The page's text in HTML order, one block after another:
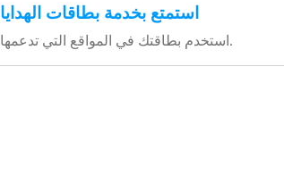
استمتع بخدمة بطاقات الهدايا
استخدم بطاقتك في المواقع التي تدعمها.